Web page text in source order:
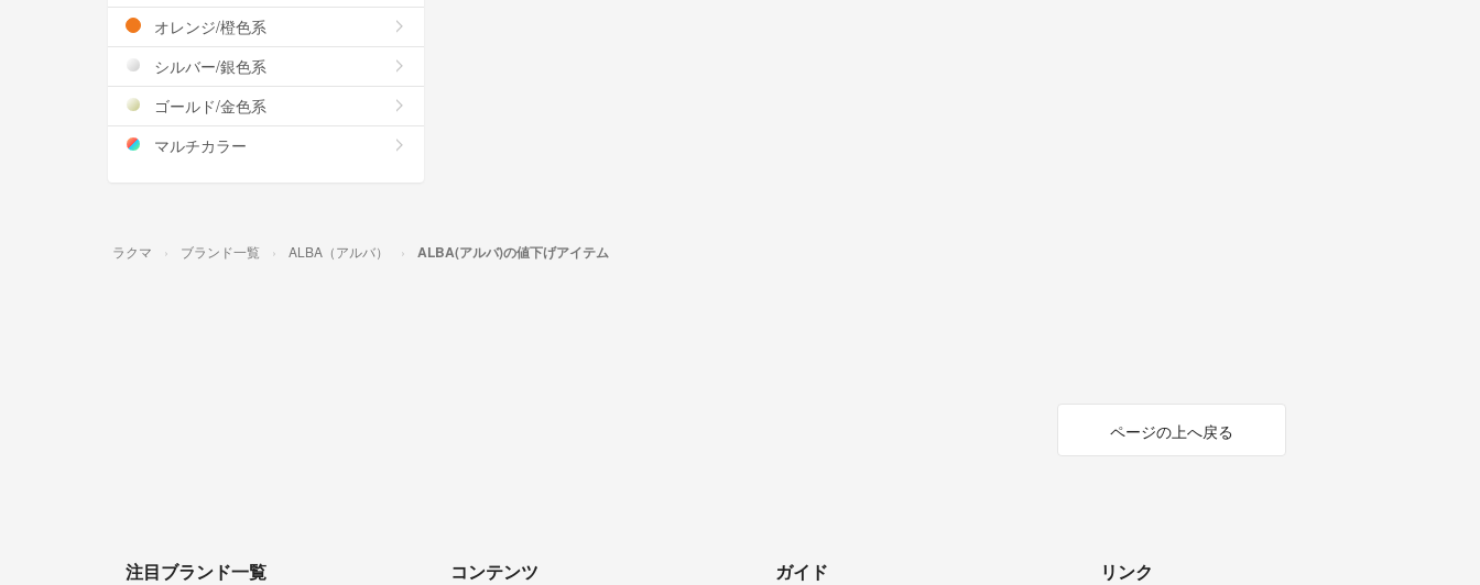
オレンジ/橙色系
シルバー/銀色系
ゴールド/金色系
マルチカラー
ラクマ ブランド一覧 ALBA（アルバ） ALBA(アルバ)の値下げアイテム
ページの上へ戻る
注目ブランド一覧 コンテンツ ガイド リンク